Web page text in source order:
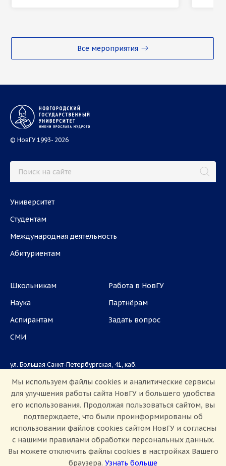
Все мероприятия
© НовГУ 1993- 2026
Университет
Студентам
Международная деятельность
Абитуриентам
Школьникам
Наука
Аспирантам
СМИ
Работа в НовГУ
Партнёрам
Задать вопрос
ул. Большая Санкт-Петербургская, 41, каб.
Приемная комиссия: +7(8162)33-20-44
Мы используем файлы cookies и аналитические сервисы
для улучшения работы сайта НовГУ и большего удобства
его использования. Продолжая пользоваться сайтом, вы
подтверждаете, что были проинформированы об
использовании файлов cookies сайтом НовГУ и согласны
с нашими правилами обработки персональных данных.
Вы можете отключить файлы cookies в настройках Вашего
браузера. Узнать больше